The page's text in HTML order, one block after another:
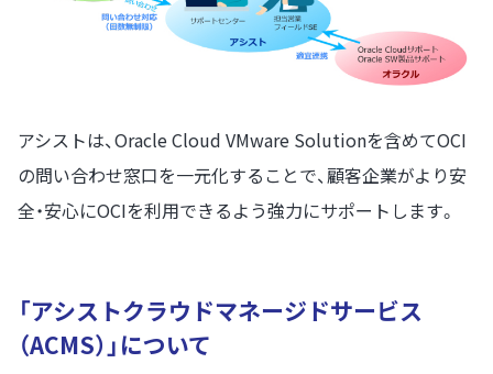
アシストは、Oracle Cloud VMware Solutionを含めてOCI
の問い合わせ窓口を一元化することで、顧客企業がより安
全・安心にOCIを利用できるよう強力にサポートします。
「アシストクラウドマネージドサービス
（ACMS）」について